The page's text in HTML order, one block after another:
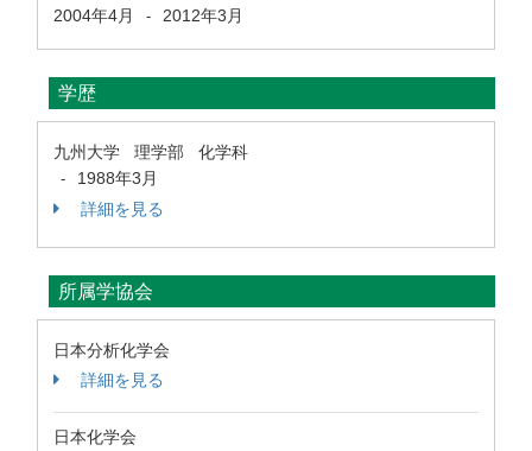
2004年4月
- 2012年3月
学歴
九州大学 理学部 化学科
-
1988年3月
詳細を見る
所属学協会
日本分析化学会
詳細を見る
日本化学会